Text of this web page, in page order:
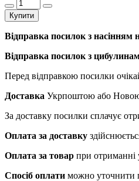
Купити
Відправка посилок з насінням
Відправка посилок з
Перед відправкою посилки
Доставка Укрпоштою або
За доставку посилки сплачує
Оплата за доставку
Оплата за товар при отриманні
Спосіб оплати можно уточнити